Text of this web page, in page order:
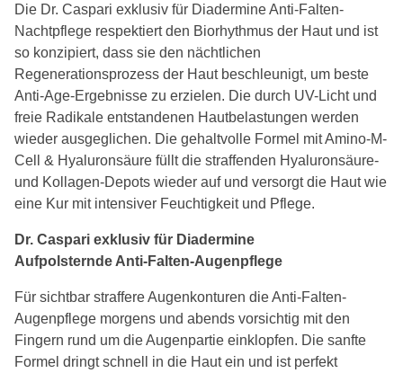
Die Dr. Caspari exklusiv für Diadermine Anti-Falten-
Nachtpflege respektiert den Biorhythmus der Haut und ist
so konzipiert, dass sie den nächtlichen
Regenerationsprozess der Haut beschleunigt, um beste
Anti-Age-Ergebnisse zu erzielen. Die durch UV-Licht und
freie Radikale entstandenen Hautbelastungen werden
wieder ausgeglichen. Die gehaltvolle Formel mit Amino-M-
Cell & Hyaluronsäure füllt die straffenden Hyaluronsäure-
und Kollagen-Depots wieder auf und versorgt die Haut wie
eine Kur mit intensiver Feuchtigkeit und Pflege.
Dr. Caspari exklusiv für Diadermine
Aufpolsternde Anti-Falten-Augenpflege
Für sichtbar straffere Augenkonturen die Anti-Falten-
Augenpflege morgens und abends vorsichtig mit den
Fingern rund um die Augenpartie einklopfen. Die sanfte
Formel dringt schnell in die Haut ein und ist perfekt